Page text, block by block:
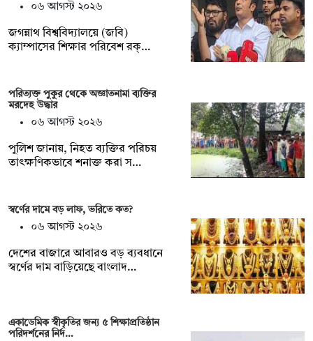
০৬ আগস্ট ২০২৬
জগন্নাথ বিশ্ববিদ্যালয়ে (জবি)
ক্যাম্পাসের শিক্ষার পরিবেশ রক্…
পরিত্যক্ত পুকুর থেকে অজ্ঞাতনামা ব্যক্তির
মরদেহ উদ্ধার
০৬ আগস্ট ২০২৬
পুলিশ জানায়, নিহত ব্যক্তির পরিচয়
তাৎক্ষণিকভাবে শনাক্ত করা স…
স্বর্ণের দামে বড় লাফ, ভরিতে কত?
০৬ আগস্ট ২০২৬
দেশের বাজারে আবারও বড় ব্যবধানে
স্বর্ণের দাম বাড়িয়েছে বাংলাদ…
একাডেমিক স্বীকৃতির জন্য ৫ শিক্ষাপ্রতিষ্ঠান
পরিদর্শনের নির্দ…